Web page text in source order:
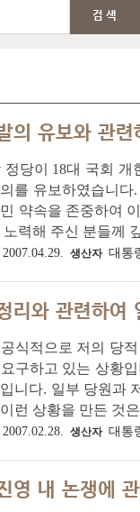
검색
의 유보와 관
정당이 18대 국회
를 유보하였습니
약속을 존중하여
노력해 주신 분들께
2007.04.29. 생산자 대통
리와 관련하여
식적으로 저의 당
구하고 있는 상황
니다. 일부 당원과
런 상황을 만든 것
2007.02.28. 생산자 대통
영 내 논쟁에